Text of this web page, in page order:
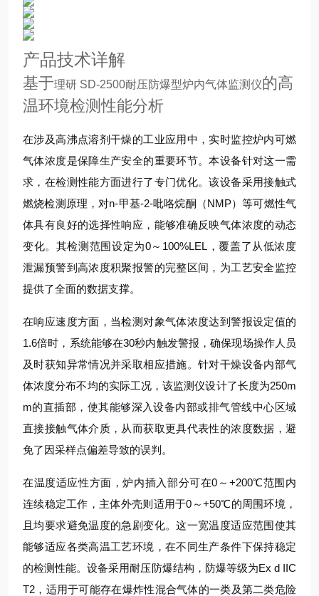
产品技术详解
基于理研 SD-2500耐压防爆型炉内气体监测仪的高
温环境检测性能分析
在涉及高沸点溶剂干燥的工业应用中，实时监控炉内可燃
气体浓度是保障生产安全的重要环节。本设备针对这一需
求，在检测性能方面进行了专门优化。该设备采用接触式
燃烧检测原理，对n-甲基-2-吡咯烷酮（NMP）等可燃性气
体具有良好的选择性响应，能够准确反映气体浓度的动态
变化。其检测范围设定为0～100%LEL，覆盖了从低浓度
泄漏预警到高浓度积聚报警的完整区间，为工艺安全监控
提供了全面的数据支撑。
在响应速度方面，当检测对象气体浓度达到警报设定值的
1.6倍时，系统能够在30秒内触发警报，确保现场操作人员
及时获知异常情况并采取相应措施。针对干燥设备内部气
体浓度分布不均的实际工况，该监测仪设计了长度为250m
m的直插部，使其能够深入设备内部或排气管线中心区域
直接接触气体介质，从而获取更具代表性的浓度数据，避
免了因采样点偏差导致的误判。
在温度适应性方面，炉内插入部分可在0～+200℃范围内
连续稳定工作，主体外壳则适用于0～+50℃的周围环境，
且均要求避免温度的急剧变化。这一宽温度适应范围使其
能够适应各类高温工艺环境，在不同生产条件下保持稳定
的检测性能。设备采用耐压防爆结构，防爆等级为Ex d IIC
T2，适用于可能存在爆炸性混合气体的一类及第二类危险